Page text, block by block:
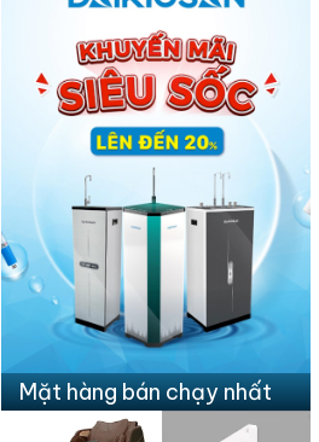
Mặt hàng bán chạy nhất